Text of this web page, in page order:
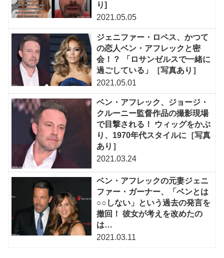
り]
2021.05.05
ジェニファー・ロペス、かつて
の恋人ベン・アフレックと密
会！？ 「ロサンゼルスで一緒に
過ごしている」［写真あり］
2021.05.01
ベン・アフレック、ジョージ・
クルーニー監督作品の撮影現場
で目撃される！ ウィッグをかぶ
り、1970年代スタイルに［写真
あり］
2021.03.24
ベン・アフレックの元妻ジェニ
ファー・ガーナー、「ベンとは
○○しない」という過去の発言を
撤回！ 彼女が考えを改めたの
は…
2021.03.11